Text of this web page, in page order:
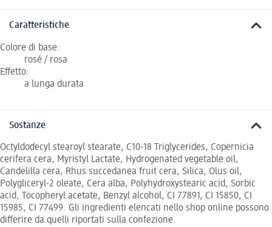
Caratteristiche
Colore di base:
rosé / rosa
Effetto:
a lunga durata
Sostanze
Octyldodecyl stearoyl stearate, C10-18 Triglycerides, Copernicia
cerifera cera, Myristyl Lactate, Hydrogenated vegetable oil,
Candelilla cera, Rhus succedanea fruit cera, Silica, Olus oil,
Polygliceryl-2 oleate, Cera alba, Polyhydroxystearic acid, Sorbic
acid, Tocopheryl acetate, Benzyl alcohol, CI 77891, CI 15850, CI
15985, CI 77499. Gli ingredienti elencati nello shop online possono
differire da quelli riportati sulla confezione.